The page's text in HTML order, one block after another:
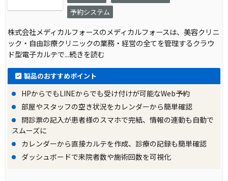
予約システム
株式会社メディカルフォースのメディカルフォースは、美容クリニ
ック・自由診療クリニックの業務・経営の全てを管理するクラウ
ド型電子カルテで...続きを読む
製品のおすすめポイント
HPからでもLINEからでも受け付けが可能なWeb予約
部屋やスタッフの空き状況をカレンダーから簡単確認
問診票の記入が患者様のスマホで完結、情報の連動も自動で
スムーズに
カレンダーから直接カルテを作成、診療の記録も簡単確認
ダッシュボードで来院者数や施術回数を可視化